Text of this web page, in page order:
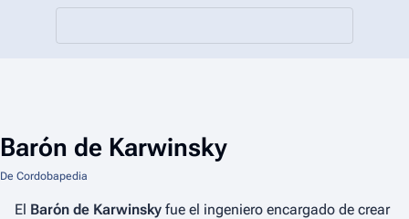
Barón de Karwinsky
De Cordobapedia
El Barón de Karwinsky fue el ingeniero encargado de crear